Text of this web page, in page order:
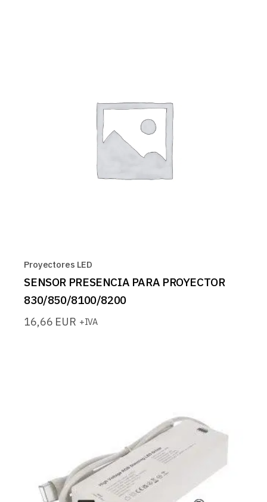
Proyectores LED
SENSOR PRESENCIA PARA PROYECTOR
830/850/8100/8200
16,66 EUR +IVA